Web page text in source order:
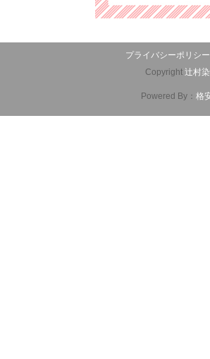
プライバシーポリシー
Copyright 辻村
Powered By： 格